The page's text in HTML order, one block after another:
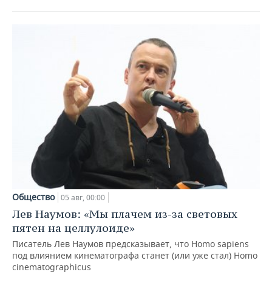
Общество 05 авг, 00:00
Лев Наумов: «Мы плачем из-за световых
пятен на целлулоиде»
Писатель Лев Наумов предсказывает, что Homo sapiens
под влиянием кинематографа станет (или уже стал) Homo
cinematographicus